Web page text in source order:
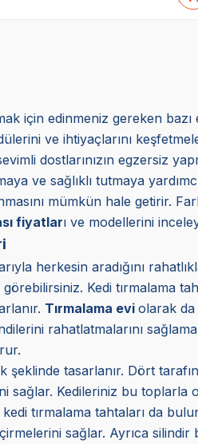
için edinmeniz gereken bazı
ve ihtiyaçlarını
dostlarınızın egzersiz
ve sağlıklı tutmaya
mümkün hale getirir.
fiyatları ve modellerini
herkesin aradığını
Kedi tırmalama
Tırmalama evi olarak da
rahatlatmalarını
şeklinde tasarlanır. Dört
Kedileriniz bu toplarla
tırmalama tahtaları da
sağlar. Ayrıca